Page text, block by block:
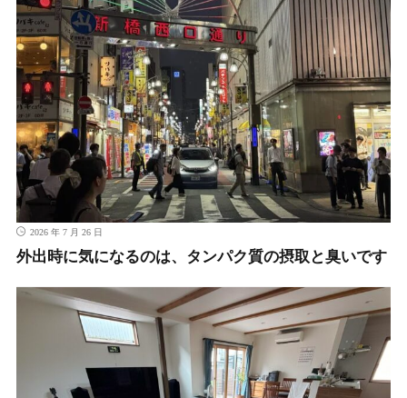
2026 年 7 月 26 日
外出時に気になるのは、タンパク質の摂取と臭いです